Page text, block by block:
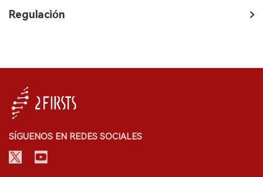
Regulación
SÍGUENOS EN REDES SOCIALES